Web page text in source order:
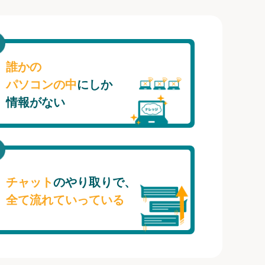
誰かの
パソコンの中にしか
情報がない
チャットのやり取りで、
全て流れていっている